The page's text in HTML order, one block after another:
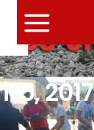
5, 2017